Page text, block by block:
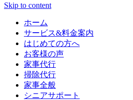
Skip to content
ホーム
サービス&料金案内
はじめての方へ
お客様の声
家事代行
掃除代行
家事全般
シニアサポート